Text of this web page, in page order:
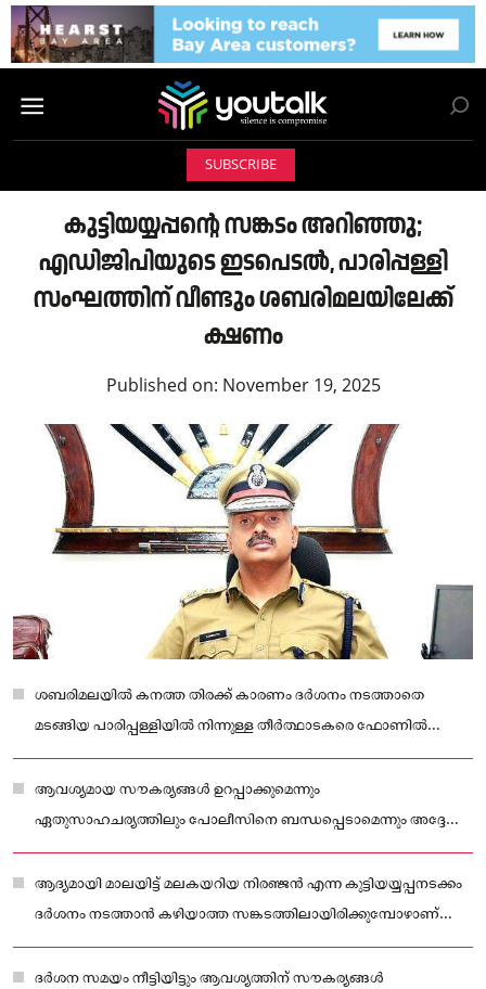
SUBSCRIBE
കുട്ടിയയ്യപ്പന്റെ സങ്കടം അറിഞ്ഞു;
എഡിജിപിയുടെ ഇടപെടൽ, പാരിപ്പള്ളി
സംഘത്തിന് വീണ്ടും ശബരിമലയിലേക്ക്
ക്ഷണം
Published on: November 19, 2025
ശബരിമലയിൽ കനത്ത തിരക്ക് കാരണം ദർശനം നടത്താതെ
മടങ്ങിയ പാരിപ്പള്ളിയിൽ നിന്നുള്ള തീർത്ഥാടകരെ ഫോണിൽ
തിരികെ വിളിച്ച് ശബരിമലയിലെ പോലീസ് കോഓർഡിനേറ്റർ
എഡിജിപി എസ് ശ്രീജിത്ത്.
ആവശ്യമായ സൗകര്യങ്ങൾ ഉറപ്പാക്കുമെന്നും
ഏതുസാഹചര്യത്തിലും പോലീസിനെ ബന്ധപ്പെടാമെന്നും അദ്ദേഹം
വ്യക്തമാക്കി.
ആദ്യമായി മാലയിട്ട് മലകയറിയ നിരഞ്ജൻ എന്ന കുട്ടിയയ്യപ്പനടക്കം
ദർശനം നടത്താൻ കഴിയാത്ത സങ്കടത്തിലായിരിക്കുമ്പോഴാണ്
എഡിജിപിയുടെ ഇടപെടലുണ്ടായത്.
ദർശന സമയം നീട്ടിയിട്ടും ആവശ്യത്തിന് സൗകര്യങ്ങൾ